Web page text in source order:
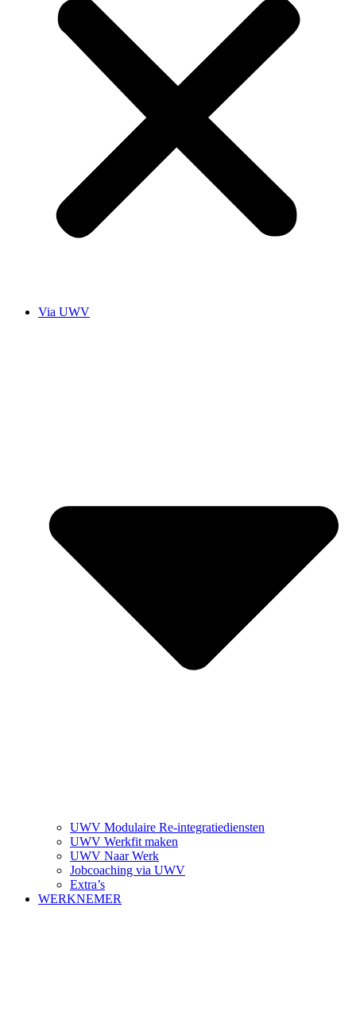
Via UWV
UWV Modulaire Re-integratiediensten
UWV Werkfit maken
UWV Naar Werk
Jobcoaching via UWV
Extra’s
WERKNEMER